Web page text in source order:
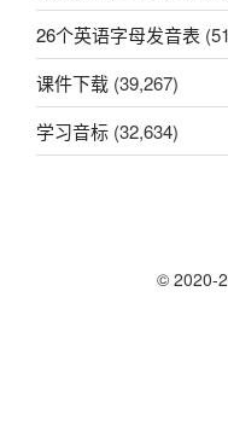
26个英语字母发音表
课件下载 (39,267)
学习音标 (32,634)
© 2020-